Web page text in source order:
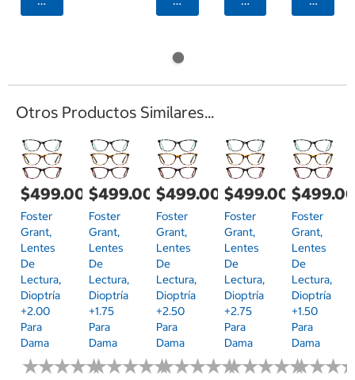
Otros Productos Similares...
$499.00
Foster
Grant,
Lentes
De
Lectura,
Dioptría
+2.00
Para
Dama
★★★★★
★★★★★
$499.00
Foster
Grant,
Lentes
De
Lectura,
Dioptría
+1.75
Para
Dama
★★★★★
★★★★★
$499.00
Foster
Grant,
Lentes
De
Lectura,
Dioptría
+2.50
Para
Dama
★★★★★
★★★★★
$499.00
Foster
Grant,
Lentes
De
Lectura,
Dioptría
+2.75
Para
Dama
★★★★★
★★★★★
Foster
Grant,
Lentes
De
Lectura,
Dioptría
+1.50
Para
Dama
★★★
★★★